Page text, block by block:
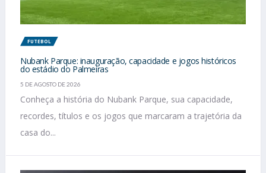
FUTEBOL
Nubank Parque: inauguração, capacidade e jogos históricos
do estádio do Palmeiras
5 DE AGOSTO DE 2026
Conheça a história do Nubank Parque, sua capacidade,
recordes, títulos e os jogos que marcaram a trajetória da
casa do...